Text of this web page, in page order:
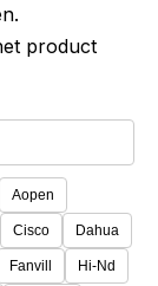
product
Aopen
Cisco Dahua
Fanvill Hi-Nd